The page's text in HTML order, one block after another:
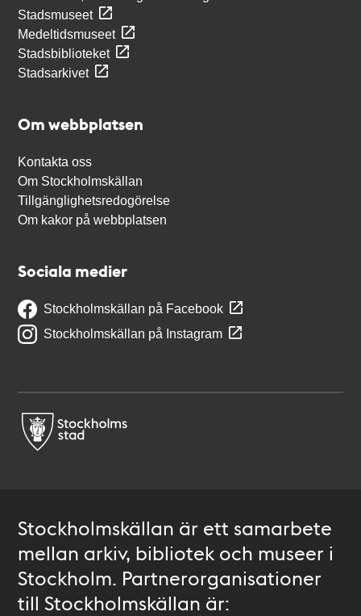
Stadsmuseet
Medeltidsmuseet
Stadsbiblioteket
Stadsarkivet
Om webbplatsen
Kontakta oss
Om Stockholmskällan
Tillgänglighetsredogörelse
Om kakor på webbplatsen
Sociala medier
Stockholmskällan på Facebook
Stockholmskällan på Instagram
Stockholmskällan är ett samarbete
mellan arkiv, bibliotek och museer i
Stockholm. Partnerorganisationer
till Stockholmskällan är: